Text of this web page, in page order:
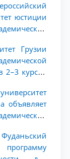
юстиции
Грузии
2–3 курсов
объявляет